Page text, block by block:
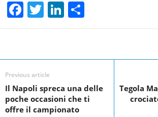
F
a
e
b
o
o
T
wi
er
Li
n
e
n
h
e
Previous article
Il Napoli spreca una delle
poche occasioni che ti
offre il campionato
Tegola